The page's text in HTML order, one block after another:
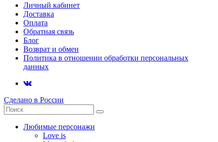
Личный кабинет
Доставка
Оплата
Обратная связь
Блог
Возврат и обмен
Политика в отношении обработки персональных
данных
Сделано в России
Любимые персонажи
Love is